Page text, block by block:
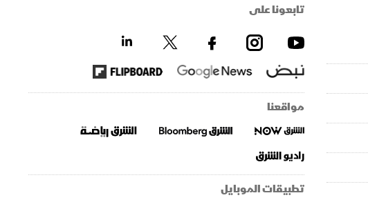
تابعونا على
مواقعنا
تطبيقات الموبايل